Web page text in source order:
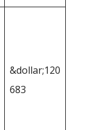
&dollar;120
683